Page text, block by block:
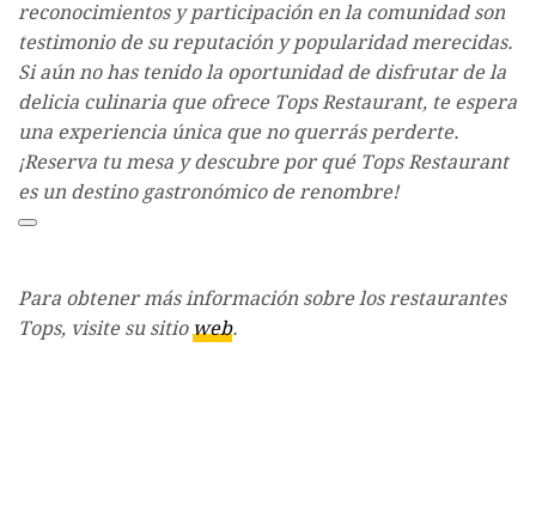
reconocimientos y participación en la comunidad son
testimonio de su reputación y popularidad merecidas.
Si aún no has tenido la oportunidad de disfrutar de la
delicia culinaria que ofrece Tops Restaurant, te espera
una experiencia única que no querrás perderte.
¡Reserva tu mesa y descubre por qué Tops Restaurant
es un destino gastronómico de renombre!
Para obtener más información sobre los restaurantes
Tops, visite su sitioweb.